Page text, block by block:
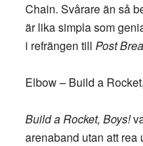
Chain. Svårare än så
är lika simpla som
i refrängen till Post
Elbow – Build a
Build a Rocket, Boys!
arenaband utan att rea